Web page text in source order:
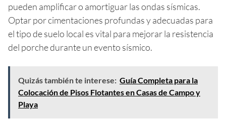
pueden amplificar o amortiguar las ondas sísmicas.
Optar por cimentaciones profundas y adecuadas para
el tipo de suelo local es vital para mejorar la resistencia
del porche durante un evento sísmico.
Quizás también te interese: Guía Completa para la
Colocación de Pisos Flotantes en Casas de Campo y
Playa